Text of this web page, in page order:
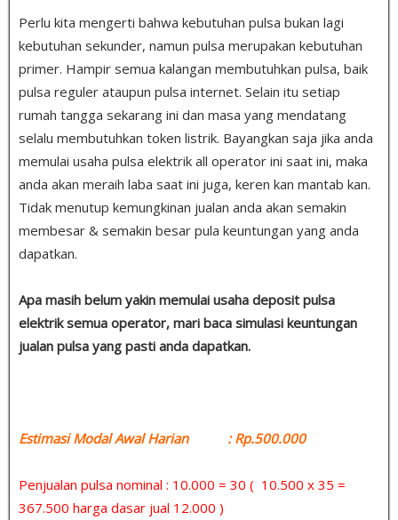
Perlu kita mengerti bahwa kebutuhan pulsa bukan lagi
kebutuhan sekunder, namun pulsa merupakan kebutuhan
primer. Hampir semua kalangan membutuhkan pulsa, baik
pulsa reguler ataupun pulsa internet. Selain itu setiap
rumah tangga sekarang ini dan masa yang mendatang
selalu membutuhkan token listrik. Bayangkan saja jika anda
memulai usaha pulsa elektrik all operator ini saat ini, maka
anda akan meraih laba saat ini juga, keren kan mantab kan.
Tidak menutup kemungkinan jualan anda akan semakin
membesar & semakin besar pula keuntungan yang anda
dapatkan.
Apa masih belum yakin memulai usaha deposit pulsa
elektrik semua operator, mari baca simulasi keuntungan
jualan pulsa yang pasti anda dapatkan.
Estimasi Modal Awal Harian : Rp.500.000
Penjualan pulsa nominal : 10.000 = 30 ( 10.500 x 35 =
367.500 harga dasar jual 12.000 )